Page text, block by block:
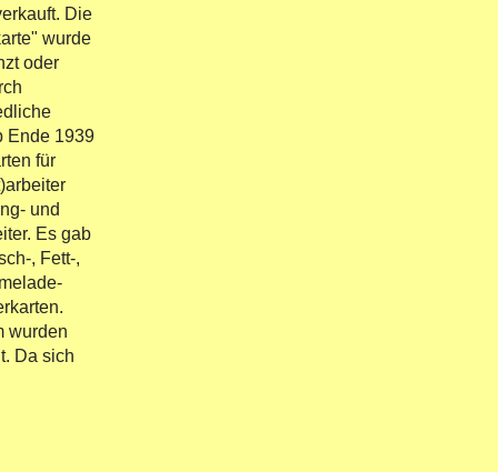
Die
wurde
oder
Ende 1939
für
und
Es gab
, Fett-,
wurden
Da sich